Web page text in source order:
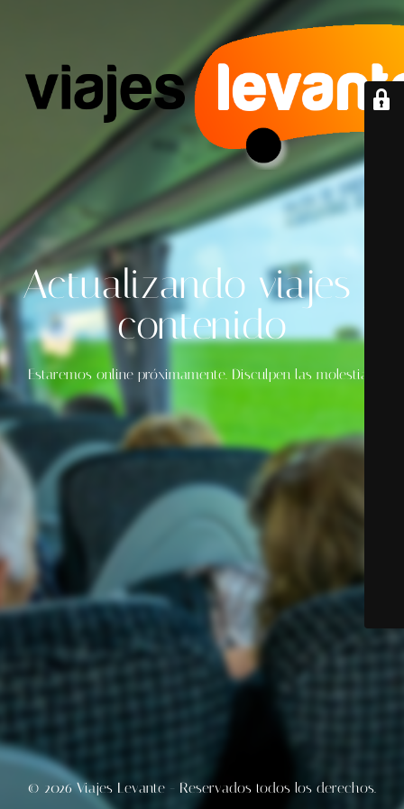
Actualizando viajes y
contenido
Estaremos online próximamente. Disculpen las molestias.
© 2026 Viajes Levante - Reservados todos los derechos.